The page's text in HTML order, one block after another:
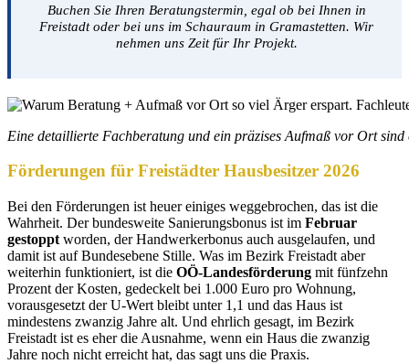
Buchen Sie Ihren Beratungstermin, egal ob bei Ihnen in
Freistadt oder bei uns im Schauraum in Gramastetten. Wir
nehmen uns Zeit für Ihr Projekt.
Eine detaillierte Fachberatung und ein präzises Aufmaß vor Ort
Förderungen für Freistädter Hausbesitzer 2026
Bei den Förderungen ist heuer einiges weggebrochen, das ist die
Wahrheit. Der bundesweite Sanierungsbonus ist im Februar
gestoppt worden, der Handwerkerbonus auch ausgelaufen, und
damit ist auf Bundesebene Stille. Was im Bezirk Freistadt aber
weiterhin funktioniert, ist die OÖ-Landesförderung mit fünfzehn
Prozent der Kosten, gedeckelt bei 1.000 Euro pro Wohnung,
vorausgesetzt der U-Wert bleibt unter 1,1 und das Haus ist
mindestens zwanzig Jahre alt. Und ehrlich gesagt, im Bezirk
Freistadt ist es eher die Ausnahme, wenn ein Haus die zwanzig
Jahre noch nicht erreicht hat, das sagt uns die Praxis.